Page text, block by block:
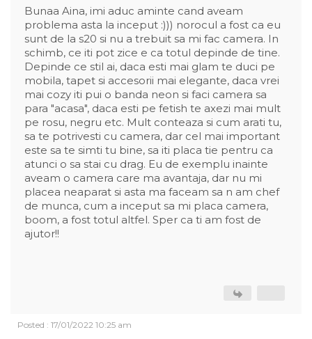
Bunaa Aina, imi aduc aminte cand aveam
problema asta la inceput :))) norocul a fost ca eu
sunt de la s20 si nu a trebuit sa mi fac camera. In
schimb, ce iti pot zice e ca totul depinde de tine.
Depinde ce stil ai, daca esti mai glam te duci pe
mobila, tapet si accesorii mai elegante, daca vrei
mai cozy iti pui o banda neon si faci camera sa
para "acasa", daca esti pe fetish te axezi mai mult
pe rosu, negru etc. Mult conteaza si cum arati tu,
sa te potrivesti cu camera, dar cel mai important
este sa te simti tu bine, sa iti placa tie pentru ca
atunci o sa stai cu drag. Eu de exemplu inainte
aveam o camera care ma avantaja, dar nu mi
placea neaparat si asta ma faceam sa n am chef
de munca, cum a inceput sa mi placa camera,
boom, a fost totul altfel. Sper ca ti am fost de
ajutor!!
Posted : 17/01/2022 10:25 am